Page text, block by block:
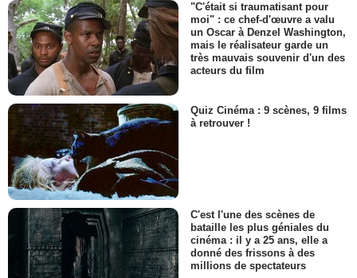
"C'était si traumatisant pour
moi" : ce chef-d'œuvre a valu
un Oscar à Denzel Washington,
mais le réalisateur garde un
très mauvais souvenir d'un des
acteurs du film
Quiz Cinéma : 9 scènes, 9 films
à retrouver !
C'est l'une des scènes de
bataille les plus géniales du
cinéma : il y a 25 ans, elle a
donné des frissons à des
millions de spectateurs